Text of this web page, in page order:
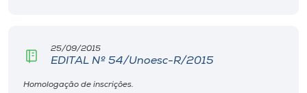
25/09/2015
EDITAL Nº 54/Unoesc-R/2015
Homologação de inscrições.